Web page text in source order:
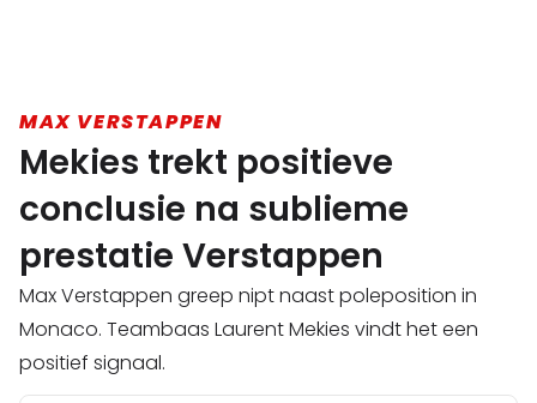
MAX VERSTAPPEN
Mekies trekt positieve
conclusie na sublieme
prestatie Verstappen
Max Verstappen greep nipt naast poleposition in
Monaco. Teambaas Laurent Mekies vindt het een
positief signaal.